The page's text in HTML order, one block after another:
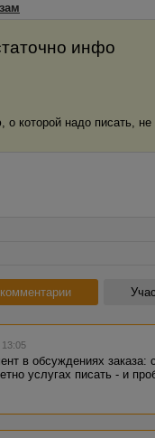
инфо
о которой надо писать,
в обсуждениях заказа:
услугах писать - и